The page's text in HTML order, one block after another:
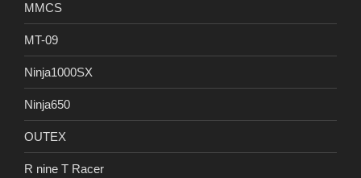
MMCS
MT-09
Ninja1000SX
Ninja650
OUTEX
R nine T Racer